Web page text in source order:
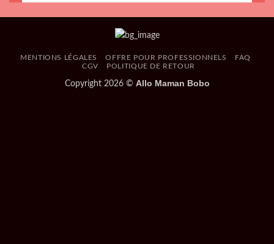
MENTIONS LÉGALES OFFRE POUR PROFESSIONNELS
FAQ
CGV
POLITIQUE DE RETOUR
Copyright 2026 © Allo Maman Bobo